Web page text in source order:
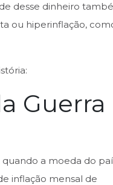
desse dinheiro
ou hiperinflação,
Guerra
a moeda do
inflação mensal de